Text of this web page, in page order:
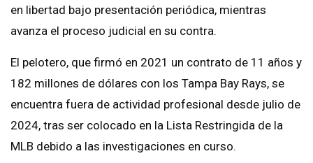
en libertad bajo presentación periódica, mientras
avanza el proceso judicial en su contra.
El pelotero, que firmó en 2021 un contrato de 11 años y
182 millones de dólares con los Tampa Bay Rays, se
encuentra fuera de actividad profesional desde julio de
2024, tras ser colocado en la Lista Restringida de la
MLB debido a las investigaciones en curso.